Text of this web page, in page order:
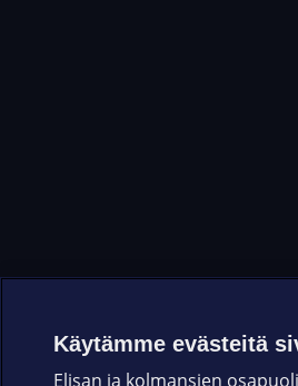
Käytämme evästeitä
Elisan ja kolmansien